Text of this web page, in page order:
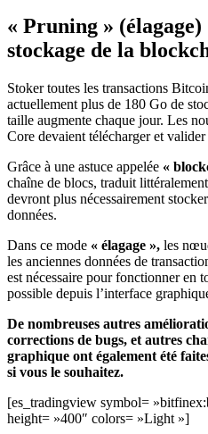
« Pruning »
stockage de la
Stoker toutes les transactions
actuellement plus de 180 Go de
taille augmente chaque jour. Les
Core devaient télécharger et valider
Grâce à une astuce appelée «
chaîne de blocs, traduit
devront plus nécessairement
données.
Dans ce mode « élagage », les
les anciennes données de
est nécessaire pour fonctionner en
possible depuis l’interface
De nombreuses autres
corrections de bugs, et autres
graphique ont également été
si vous le souhaitez.
[es_tradingview symbol=
height= »400″ colors= »Light »]